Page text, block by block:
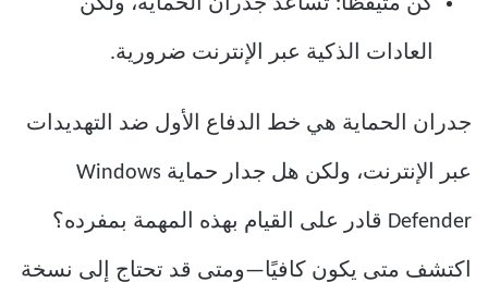
العادات الذكية عبر الإنترنت ضرورية.
جدران الحماية هي خط الدفاع الأول ضد التهديدات
عبر الإنترنت، ولكن هل جدار حماية Windows
Defender قادر على القيام بهذه المهمة بمفرده؟
اكتشف متى يكون كافيًا—ومتى قد تحتاج إلى نسخة